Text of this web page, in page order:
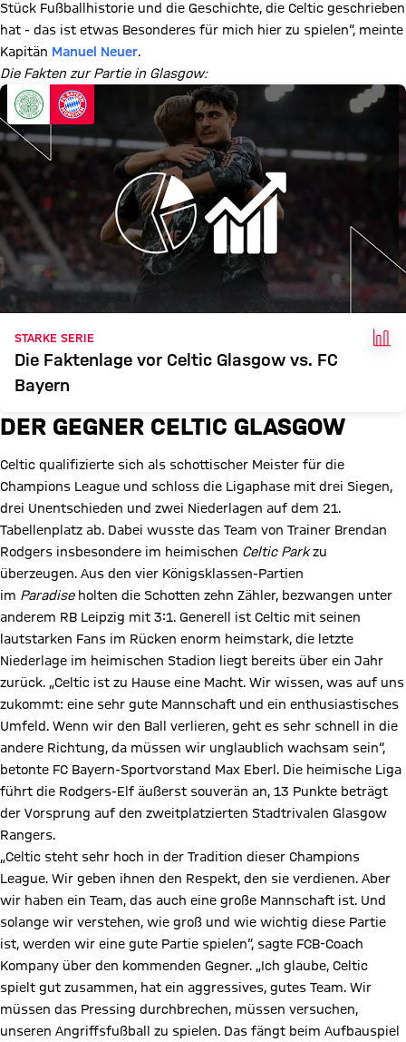
Stück Fußballhistorie und die Geschichte, die Celtic geschrieben
hat - das ist etwas Besonderes für mich hier zu spielen“, meinte
Kapitän Manuel Neuer.
Die Fakten zur Partie in Glasgow:
STARKE SERIE
Die Faktenlage vor Celtic Glasgow vs. FC
Bayern
DER GEGNER CELTIC GLASGOW
Celtic qualifizierte sich als schottischer Meister für die
Champions League und schloss die Ligaphase mit drei Siegen,
drei Unentschieden und zwei Niederlagen auf dem 21.
Tabellenplatz ab. Dabei wusste das Team von Trainer Brendan
Rodgers insbesondere im heimischen Celtic Parkzu
überzeugen. Aus den vier Königsklassen-Partien
im Paradiseholten die Schotten zehn Zähler, bezwangen unter
anderem RB Leipzig mit 3:1. Generell ist Celtic mit seinen
lautstarken Fans im Rücken enorm heimstark, die letzte
Niederlage im heimischen Stadion liegt bereits über ein Jahr
zurück. „Celtic ist zu Hause eine Macht. Wir wissen, was auf uns
zukommt: eine sehr gute Mannschaft und ein enthusiastisches
Umfeld. Wenn wir den Ball verlieren, geht es sehr schnell in die
andere Richtung, da müssen wir unglaublich wachsam sein“,
betonte FC Bayern-Sportvorstand Max Eberl. Die heimische Liga
führt die Rodgers-Elf äußerst souverän an, 13 Punkte beträgt
der Vorsprung auf den zweitplatzierten Stadtrivalen Glasgow
Rangers.
„Celtic steht sehr hoch in der Tradition dieser Champions
League. Wir geben ihnen den Respekt, den sie verdienen. Aber
wir haben ein Team, das auch eine große Mannschaft ist. Und
solange wir verstehen, wie groß und wie wichtig diese Partie
ist, werden wir eine gute Partie spielen“, sagte FCB-Coach
Kompany über den kommenden Gegner. „Ich glaube, Celtic
spielt gut zusammen, hat ein aggressives, gutes Team. Wir
müssen das Pressing durchbrechen, müssen versuchen,
unseren Angriffsfußball zu spielen. Das fängt beim Aufbauspiel